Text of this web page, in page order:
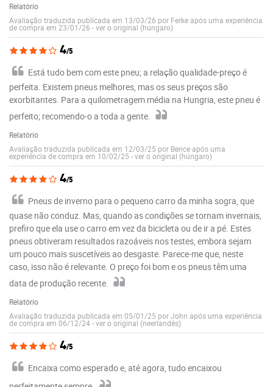
Relatório
Avaliação traduzida publicada em 13/03/26 por Ferke após uma experiência
de compra em 23/01/26 -ver o original (húngaro)
4/5
Está tudo bem com este pneu; a relação qualidade-preço é
perfeita. Existem pneus melhores, mas os seus preços são
exorbitantes. Para a quilometragem média na Hungria, este pneu é
perfeito; recomendo-o a toda a gente.
Relatório
Avaliação traduzida publicada em 12/03/25 por Bence após uma
experiência de compra em 10/02/25 -ver o original (húngaro)
4/5
Pneus de inverno para o pequeno carro da minha sogra, que
quase não conduz. Mas, quando as condições se tornam invernais,
prefiro que ela use o carro em vez da bicicleta ou de ir a pé. Estes
pneus obtiveram resultados razoáveis nos testes, embora sejam
um pouco mais suscetíveis ao desgaste. Parece-me que, neste
caso, isso não é relevante. O preço foi bom e os pneus têm uma
data de produção recente.
Relatório
Avaliação traduzida publicada em 05/01/25 por John após uma experiência
de compra em 06/12/24-ver o original (neerlandês)
4/5
Encaixa como esperado e, até agora, tudo encaixou